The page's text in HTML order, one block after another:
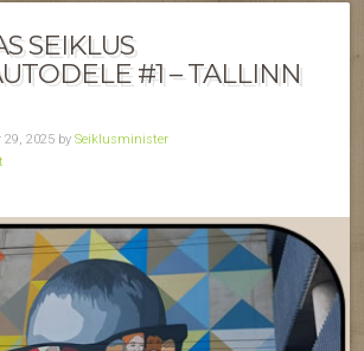
SEIKLUS
#1 – TALLINN
2025 by Seiklusminister